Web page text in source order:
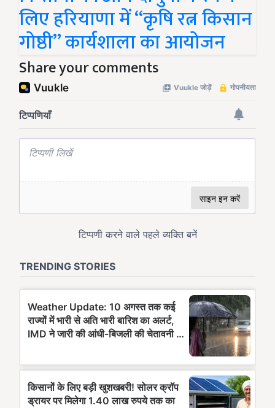
लिए हरियाणा में “कृषि रत्न किसान
गोष्ठी” कार्यशाला का आयोजन
Share your comments